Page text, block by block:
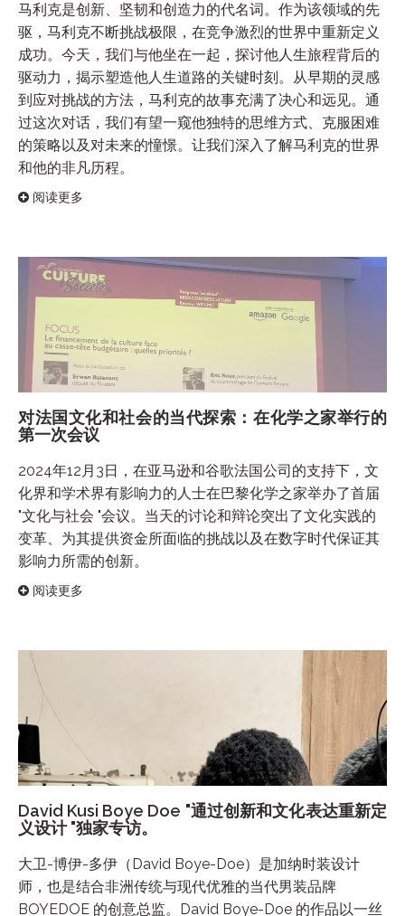
马利克是创新、坚韧和创造力的代名词。作为该领域的先
驱，马利克不断挑战极限，在竞争激烈的世界中重新定义
成功。今天，我们与他坐在一起，探讨他人生旅程背后的
驱动力，揭示塑造他人生道路的关键时刻。从早期的灵感
到应对挑战的方法，马利克的故事充满了决心和远见。通
过这次对话，我们有望一窥他独特的思维方式、克服困难
的策略以及对未来的憧憬。让我们深入了解马利克的世界
和他的非凡历程。
阅读更多
对法国文化和社会的当代探索：在化学之家举行的
第一次会议
2024年12月3日，在亚马逊和谷歌法国公司的支持下，文
化界和学术界有影响力的人士在巴黎化学之家举办了首届
"文化与社会 "会议。当天的讨论和辩论突出了文化实践的
变革、为其提供资金所面临的挑战以及在数字时代保证其
影响力所需的创新。
阅读更多
David Kusi Boye Doe "通过创新和文化表达重新定
义设计 "独家专访。
大卫-博伊-多伊（David Boye-Doe）是加纳时装设计
师，也是结合非洲传统与现代优雅的当代男装品牌
BOYEDOE 的创意总监。David Boye-Doe 的作品以一丝